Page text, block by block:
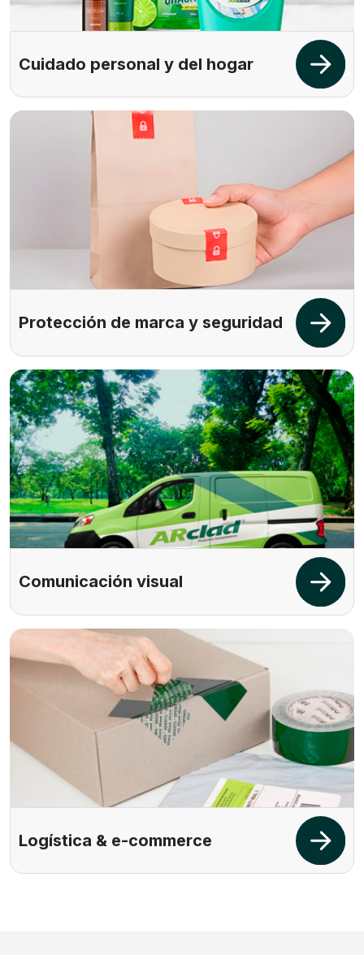
Cuidado personal y del hogar
Protección de marca y seguridad
Comunicación visual
Logística & e-commerce